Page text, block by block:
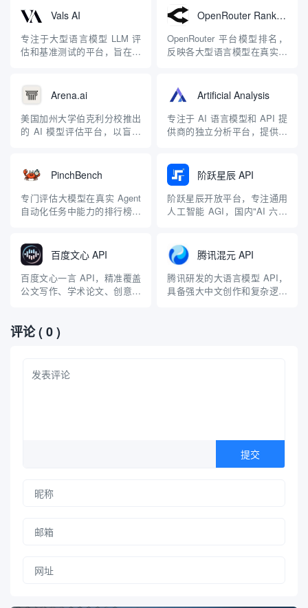
Vals AI
专注于大型语言模型 LLM 评
估和基准测试的平台，旨在提
OpenRouter Rankings
OpenRouter 平台模型排名，
反映各大型语言模型在真实使
Arena.ai
美国加州大学伯克利分校推出
的 AI 模型评估平台，以盲测
Artificial Analysis
专注于 AI 语言模型和 API 提
供商的独立分析平台，提供模
PinchBench
专门评估大模型在真实 Agent
自动化任务中能力的排行榜，
阶跃星辰 API
阶跃星辰开放平台，专注通用
人工智能 AGI，国内"AI 六小
百度文心 API
百度文心一言 API，精准覆盖
公文写作、学术论文、创意策
腾讯混元 API
腾讯研发的大语言模型 API，
具备强大中文创作和复杂逻辑
评论( 0 )